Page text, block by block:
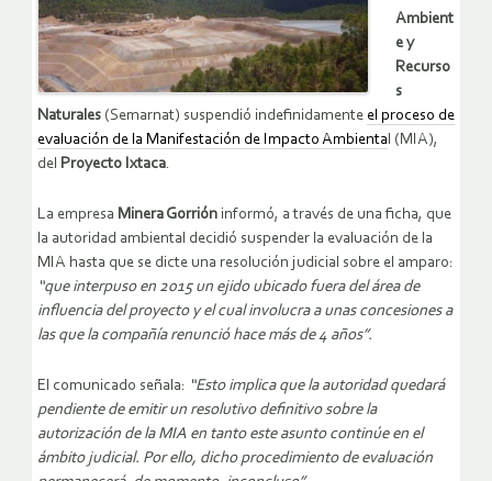
Ambient
e y
Recurso
s
Naturales (Semarnat) suspendió indefinidamente el proceso de
evaluación de la Manifestación de Impacto Ambiental (MIA),
del Proyecto Ixtaca.
La empresa Minera Gorrión informó, a través de una ficha, que
la autoridad ambiental decidió suspender la evaluación de la
MIA hasta que se dicte una resolución judicial sobre el amparo:
“que interpuso en 2015 un ejido ubicado fuera del área de
influencia del proyecto y el cual involucra a unas concesiones a
las que la compañía renunció hace más de 4 años”.
El comunicado señala: “Esto implica que la autoridad quedará
pendiente de emitir un resolutivo definitivo sobre la
autorización de la MIA en tanto este asunto continúe en el
ámbito judicial. Por ello, dicho procedimiento de evaluación